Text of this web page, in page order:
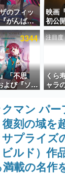
集一覧
入り記事
散数が数千以上！ ペ
くの人々に読まれた、
とめました。
ムの企画書
ームクリエイターの方
、ヒットする企画（
。
語を解いてはいけない
した短編ホラー小説集
のフィッ
がんば
ストア
クターの
映画
初公
定」
日（
「ラ
行く
3344
「不思
よび『ソフ
式画集の
なるセー
設定画や
をふんだ
注目度
くら
ャラ
いい
シャ
ステ
売へ
クマン パ
刻の域を
プライズ
ルド）作
載の名作